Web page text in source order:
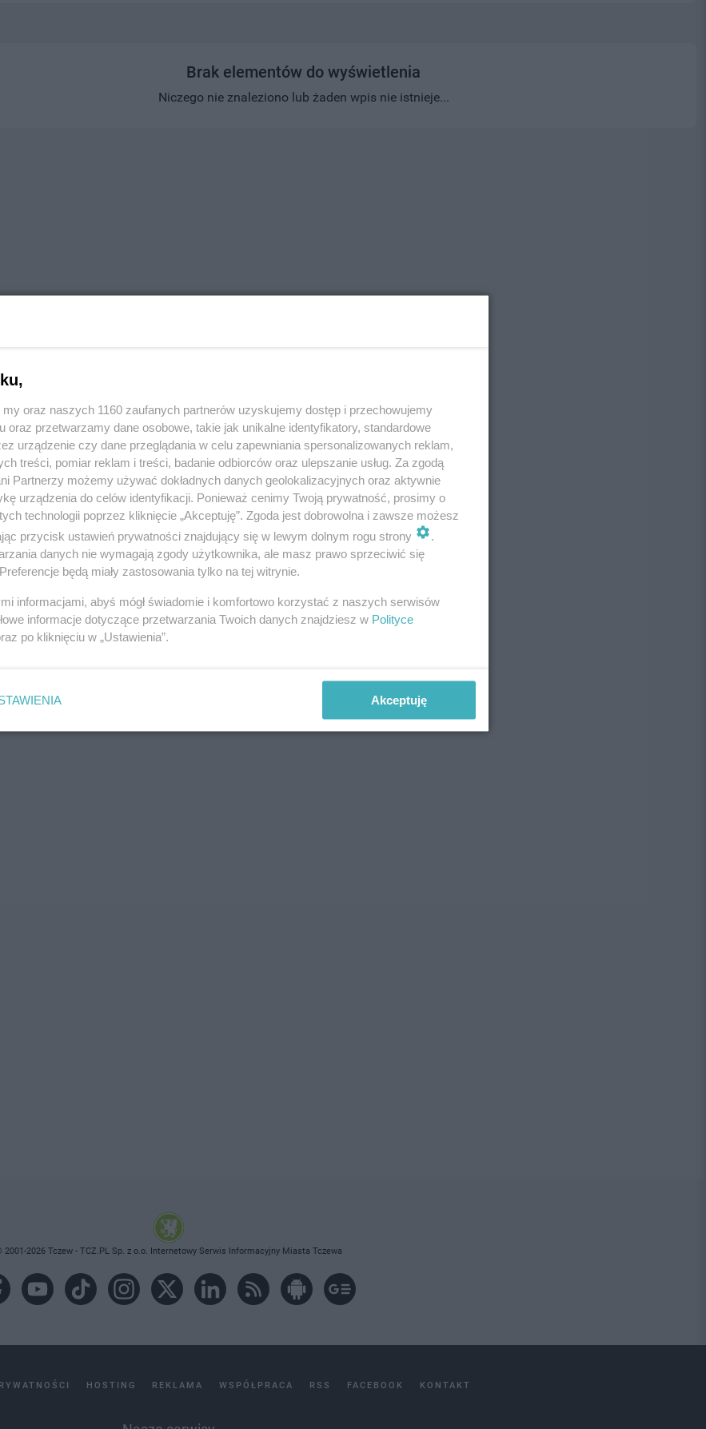
Brak elementów do wyświetlenia
Niczego nie znaleziono lub żaden wpis nie istnieje...
2001-2026 Tczew - TCZ.PL Sp. z o.o. Internetowy Serwis Informacyjny Miasta Tczewa
HOSTING REKLAMA WSPÓŁPRACA RSS FACEBOOK KONTAKT
oraz naszych 1160 zaufanych partnerów uzyskujemy dostęp i przechowujemy
oraz przetwarzamy dane osobowe, takie jak unikalne identyfikatory, standardowe
urządzenie czy dane przeglądania w celu zapewniania spersonalizowanych reklam,
treści, pomiar reklam i treści, badanie odbiorców oraz ulepszanie usług. Za zgodą
Partnerzy możemy używać dokładnych danych geolokalizacyjnych oraz aktywnie
urządzenia do celów identyfikacji. Ponieważ cenimy Twoją prywatność, prosimy o
technologii poprzez kliknięcie „Akceptuję”. Zgoda jest dobrowolna i zawsze możesz
przycisk ustawień prywatności znajdujący się w lewym dolnym rogu strony
danych nie wymagają zgody użytkownika, ale masz prawo sprzeciwić się
będą miały zastosowania tylko na tej witrynie.
informacjami, abyś mógł świadomie i komfortowo korzystać z naszych serwisów
informacje dotyczące przetwarzania Twoich danych znajdziesz w Polityce
po kliknięciu w „Ustawienia”.
Akceptuję